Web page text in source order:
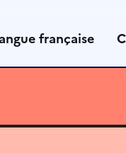
française